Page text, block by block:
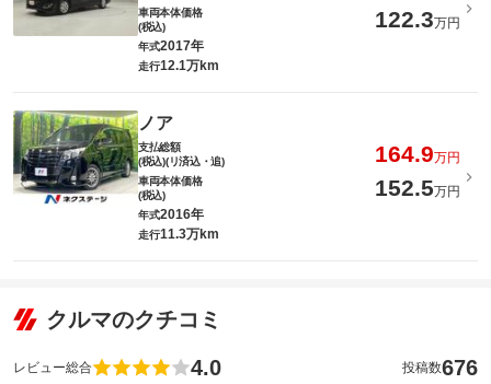
車両本体価格
(税込)
122.3万円
年式2017年
走行12.1万km
ノア
支払総額
(税込)(リ済込・追)
164.9万円
車両本体価格
(税込)
152.5万円
年式2016年
走行11.3万km
クルマのクチコミ
レビュー総合 4.0 投稿数676